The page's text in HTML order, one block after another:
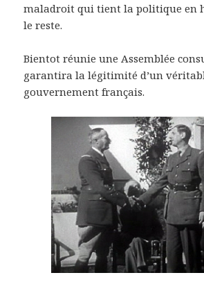
maladroit qui tient la politique en
le reste.
Bientot réunie une Assemblée
garantira la légitimité d’un
gouvernement français.